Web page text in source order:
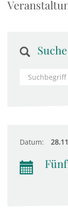
Suche
Datum: